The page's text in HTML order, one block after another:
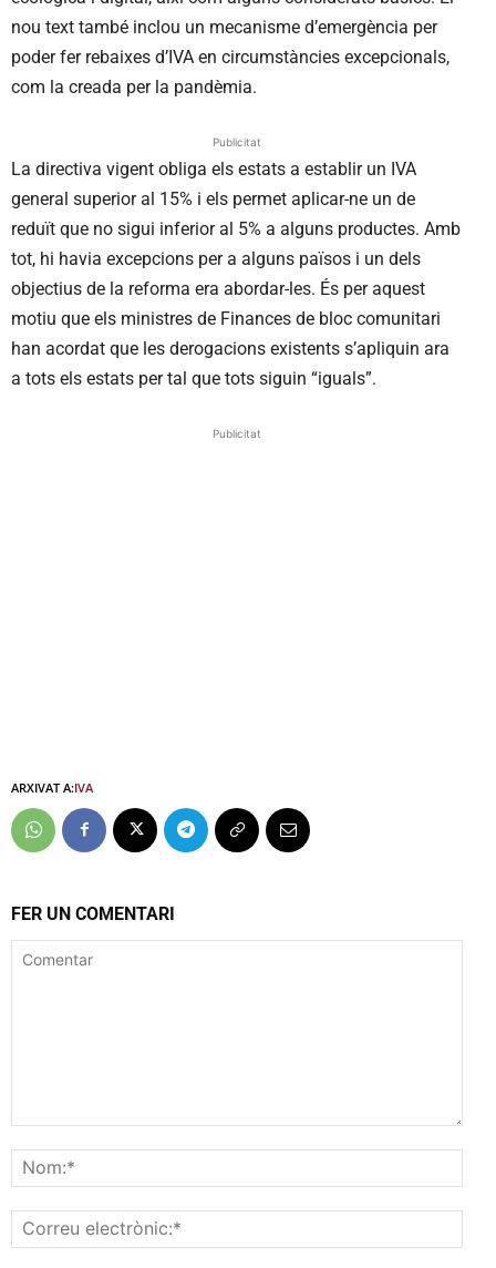
nou text també inclou un mecanisme d’emergència per
poder fer rebaixes d’IVA en circumstàncies excepcionals,
com la creada per la pandèmia.
Publicitat
La directiva vigent obliga els estats a establir un IVA
general superior al 15% i els permet aplicar-ne un de
reduït que no sigui inferior al 5% a alguns productes. Amb
tot, hi havia excepcions per a alguns països i un dels
objectius de la reforma era abordar-les. És per aquest
motiu que els ministres de Finances de bloc comunitari
han acordat que les derogacions existents s’apliquin ara
a tots els estats per tal que tots siguin “iguals”.
Publicitat
ARXIVAT A:IVA
FER UN COMENTARI